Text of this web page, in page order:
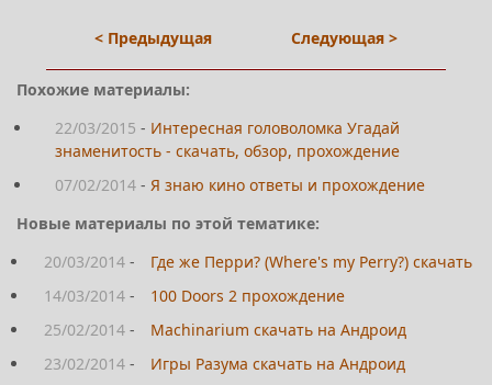
< Предыдущая Следующая >
Похожие материалы:
22/03/2015 - Интересная головоломка Угадай
знаменитость - скачать, обзор, прохождение
07/02/2014 - Я знаю кино ответы и прохождение
Новые материалы по этой тематике:
20/03/2014 -
Где же Перри? (Where's my Perry?) скачать
14/03/2014 -
100 Doors 2 прохождение
25/02/2014 -
Machinarium скачать на Андроид
23/02/2014 -
Игры Разума скачать на Андроид